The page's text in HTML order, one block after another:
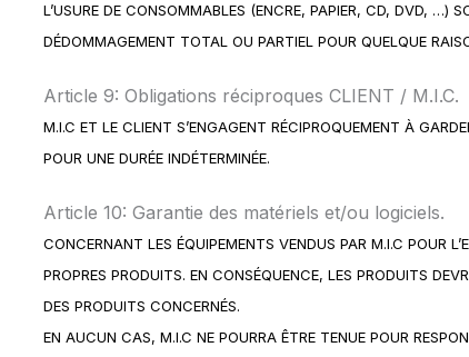
L’USURE DE CONSOMMABLES (ENCRE, PAPIER, CD, DVD, …)
DÉDOMMAGEMENT TOTAL OU PARTIEL POUR QUELQUE
Article 9: Obligations réciproques CLIENT / M.I.C.
M.I.C ET LE CLIENT S’ENGAGENT RÉCIPROQUEMENT À
POUR UNE DURÉE INDÉTERMINÉE.
Article 10: Garantie des matériels et/ou logiciels.
CONCERNANT LES ÉQUIPEMENTS VENDUS PAR M.I.C POUR
PROPRES PRODUITS. EN CONSÉQUENCE, LES PRODUITS
DES PRODUITS CONCERNÉS.
EN AUCUN CAS, M.I.C NE POURRA ÊTRE TENUE POUR